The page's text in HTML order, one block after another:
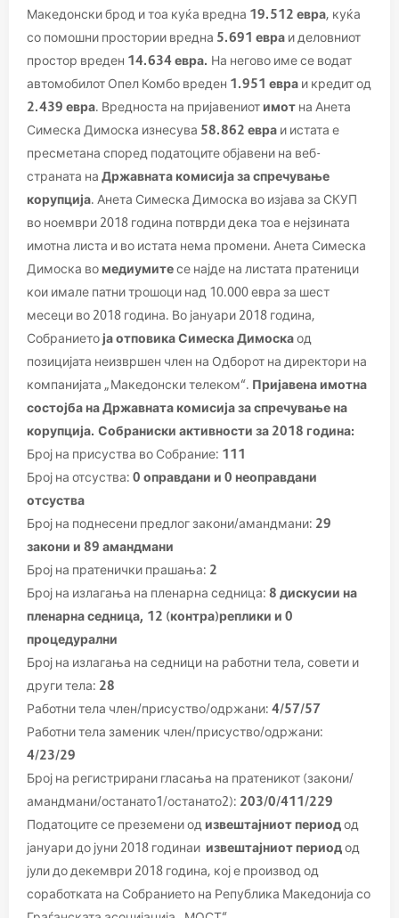
Македонски брод и тоа куќа вредна 19.512 евра, куќа
со помошни простории вредна 5.691 евра и деловниот
простор вреден 14.634 евра. На негово име се водат
автомобилот Опел Комбо вреден 1.951 евра и кредит од
2.439 евра. Вредноста на пријавениотимот на Анета
Симеска Димоска изнесува 58.862 евра и истата е
пресметана според податоците објавени на веб-
страната на Државната комисија за спречување
корупција. Анета Симеска Димоска во изјава за СКУП
во ноември 2018 година потврди дека тоа е нејзината
имотна листа и во истата нема промени. Анета Симеска
Димоска вомедиумитесе најде на листата пратеници
кои имале патни трошоци над 10.000 евра за шест
месеци во 2018 година. Во јануари 2018 година,
Собраниетоја отповика Симеска Димоскаод
позицијата неизвршен член на Одборот на директори на
компанијата „Македонски телеком“. Пријавена имотна
состојба на Државната комисија за спречување на
корупција. Собраниски активности за 2018 година:
Број на присуства во Собрание: 111
Број на отсуства: 0 оправдани и 0 неоправдани
отсуства
Број на поднесени предлог закони/амандмани: 29
закони и 89 амандмани
Број на пратенички прашања: 2
Број на излагања на пленарна седница: 8 дискусии на
пленарна седница, 12 (контра)реплики и 0
процедурални
Број на излагања на седници на работни тела, совети и
други тела: 28
Работни тела член/присуство/одржани: 4/57/57
Работни тела заменик член/присуство/одржани:
4/23/29
Број на регистрирани гласања на пратеникот (закони/
амандмани/останато1/останато2): 203/0/411/229
Податоците се преземени од извештајниот периодод
јануари до јуни 2018 годинаи извештајниот периодод
јули до декември 2018 година, кој е производ од
соработката на Собранието на Република Македонија со